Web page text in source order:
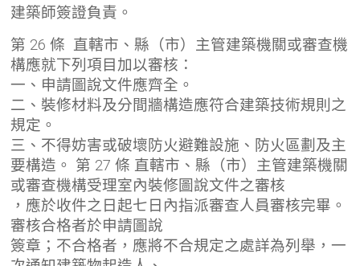
建築師簽證負責。
第 26 條 直轄市、縣（市）主管建築機關或審查機
構應就下列項目加以審核：
一、申請圖說文件應齊全。
二、裝修材料及分間牆構造應符合建築技術規則之
規定。
三、不得妨害或破壞防火避難設施、防火區劃及主
要構造。 第 27 條 直轄市、縣（市）主管建築機關
或審查機構受理室內裝修圖說文件之審核
，應於收件之日起七日內指派審查人員審核完畢。
審核合格者於申請圖說
簽章；不合格者，應將不合規定之處詳為列舉，一